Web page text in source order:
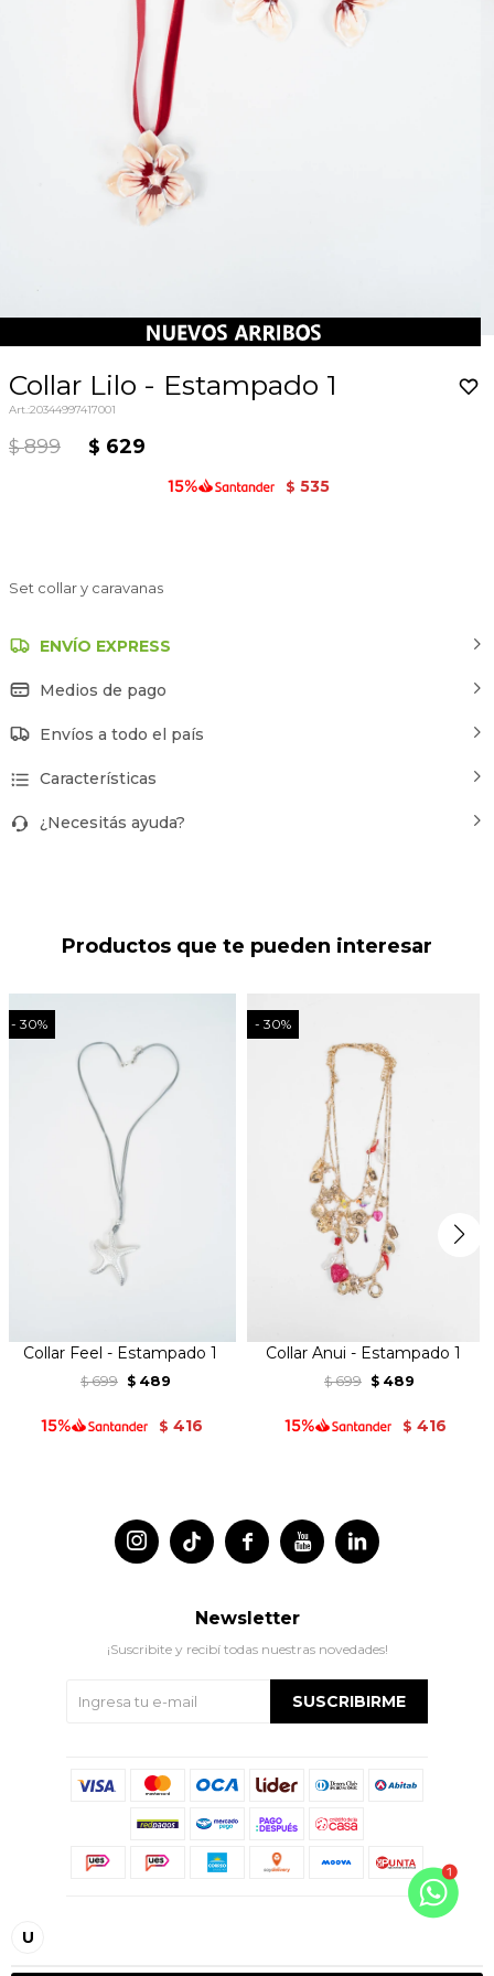
Collar Lilo - Estampado 1
20344997417001
$ 899 $ 629
$ 535
Set collar y caravanas
U
ENVÍO EXPRESS
Medios de pago
Envíos a todo el país
Características
¿Necesitás ayuda?
Productos que te pueden interesar
30
Collar Feel - Estampado 1
$ 699 $ 489
$ 416
30
Collar Anui - Estampado 1
$ 699 $ 489
$ 416
 
 
Newsletter
¡Suscribite y recibí todas nuestras novedades!
SUSCRIBIRME